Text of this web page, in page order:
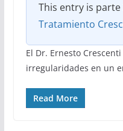
This entry is
Tratamiento
El Dr. Ernesto
irregularidades en un
Read More